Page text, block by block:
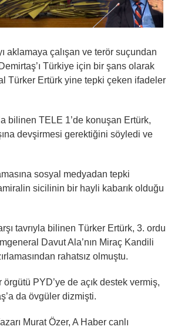
aklamaya çalışan ve terör suçundan
Türkiye için bir şans olarak
Türker Ertürk yine tepki çeken ifadeler
bilinen TELE 1’de konuşan Ertürk,
devşirmesi gerektiğini söyledi ve
sosyal medyadan tepki
sicilinin bir hayli kabarık olduğu
tavrıyla bilinen Türker Ertürk, 3. ordu
Davut Ala’nın Miraç Kandili
rahatsız olmuştu.
örgütü PYD’ye de açık destek vermiş,
da övgüler dizmişti.
Murat Özer, A Haber canlı